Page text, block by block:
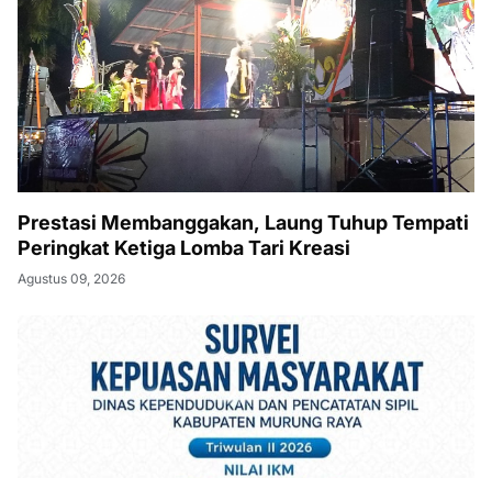
Prestasi Membanggakan, Laung Tuhup Tempati
Peringkat Ketiga Lomba Tari Kreasi
Agustus 09, 2026